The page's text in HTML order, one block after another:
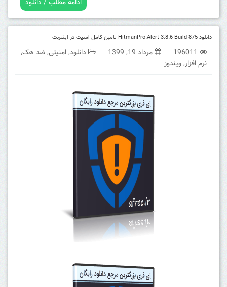
ادامه مطلب / دانلود
دانلود 875 HitmanPro.Alert 3.8.6 Build تامین کامل امنیت در اینترنت
196011 مرداد 19, 1399 دانلود,امنیتی,ضد هک,
نرم افزار,ویندوز